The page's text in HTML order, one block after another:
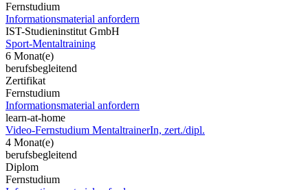
Fernstudium
Informationsmaterial anfordern
IST-Studieninstitut GmbH
Sport-Mentaltraining
6 Monat(e)
berufsbegleitend
Zertifikat
Fernstudium
Informationsmaterial anfordern
learn-at-home
Video-Fernstudium MentaltrainerIn, zert./dipl.
4 Monat(e)
berufsbegleitend
Diplom
Fernstudium